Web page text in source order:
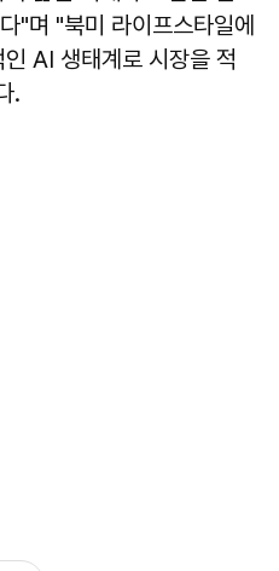
"며 "북미 라이프스타일에
AI 생태계로 시장을 적
.